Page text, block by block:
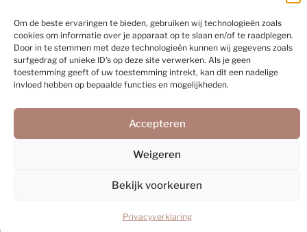
Om de beste ervaringen te bieden, gebruiken wij technologieën zoals
cookies om informatie over je apparaat op te slaan en/of te raadplegen.
Door in te stemmen met deze technologieën kunnen wij gegevens zoals
surfgedrag of unieke ID's op deze site verwerken. Als je geen
toestemming geeft of uw toestemming intrekt, kan dit een nadelige
invloed hebben op bepaalde functies en mogelijkheden.
Accepteren
Weigeren
Bekijk voorkeuren
Privacyverklaring
Schrijf een beoordeling